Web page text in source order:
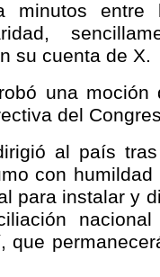
minutos
su cuenta de X.
una moción
del
al país
con
para instalar y
que